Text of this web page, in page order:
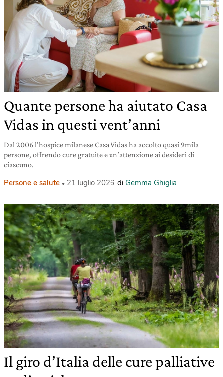
Quante persone ha aiutato Casa
Vidas in questi vent’anni
Dal 2006 l’hospice milanese Casa Vidas ha accolto quasi 9mila
persone, offrendo cure gratuite e un’attenzione ai desideri di
ciascuno.
Persone e salute 21 luglio 2026 di Gemma Ghiglia
Il giro d’Italia delle cure palliative